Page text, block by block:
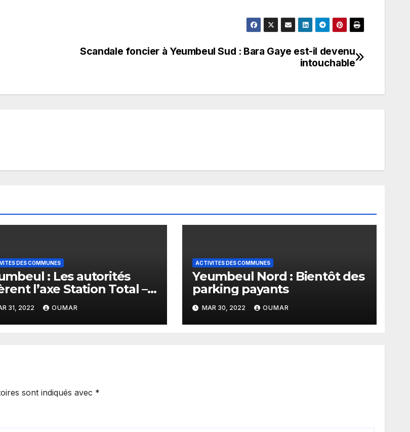
Scandale foncier à Yeumbeul Sud : Bara Gaye est-il devenu
intouchable
DES COMMUNES
: Les autorités
l’axe Station Total –
Malika et la
de la Marine
31, 2022 OUMAR
ACTIVITES DES COMMUNES
Yeumbeul Nord : Bientôt des
parking payants
MAR 30, 2022 OUMAR
sont indiqués avec *